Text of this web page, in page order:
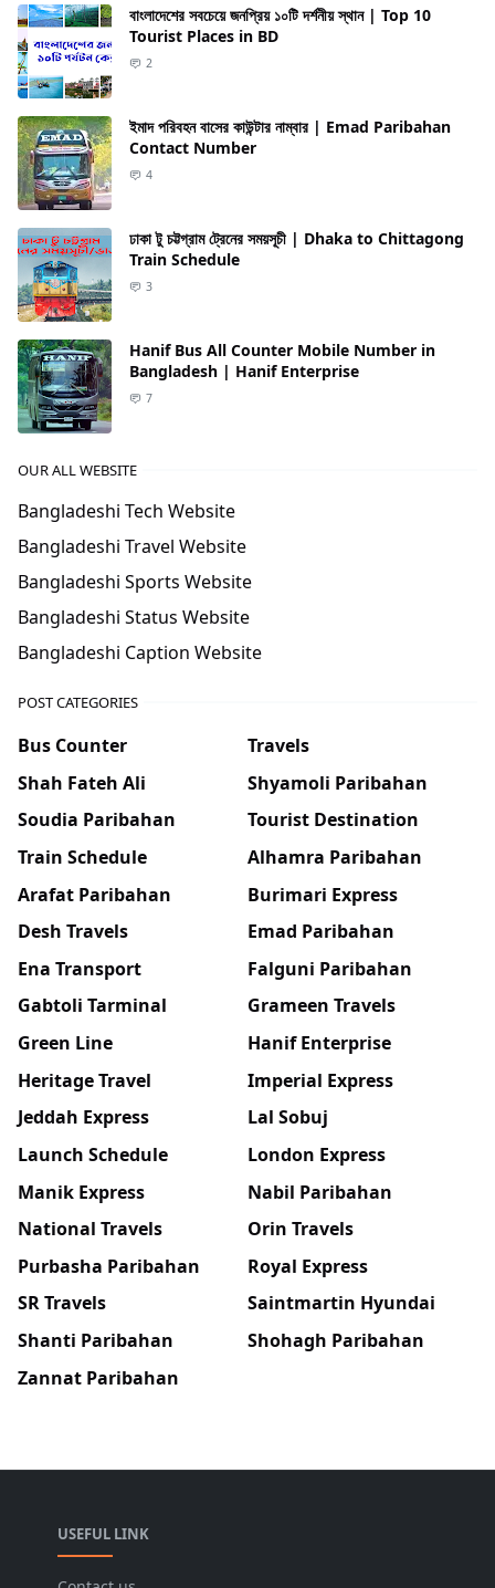
বাংলাদেশের সবচেয়ে জনপ্রিয় ১০টি দর্শনীয় স্থান | Top 10
Tourist Places in BD
2
ইমাদ পরিবহন বাসের কাউন্টার নাম্বার | Emad Paribahan
Contact Number
4
ঢাকা টু চট্টগ্রাম ট্রেনের সময়সূচী | Dhaka to Chittagong
Train Schedule
3
Hanif Bus All Counter Mobile Number in
Bangladesh | Hanif Enterprise
7
OUR ALL WEBSITE
Bangladeshi Tech Website
Bangladeshi Travel Website
Bangladeshi Sports Website
Bangladeshi Status Website
Bangladeshi Caption Website
POST CATEGORIES
Bus Counter
Travels
Shah Fateh Ali
Shyamoli Paribahan
Soudia Paribahan
Tourist Destination
Train Schedule
Alhamra Paribahan
Arafat Paribahan
Burimari Express
Desh Travels
Emad Paribahan
Ena Transport
Falguni Paribahan
Gabtoli Tarminal
Grameen Travels
Green Line
Hanif Enterprise
Heritage Travel
Imperial Express
Jeddah Express
Lal Sobuj
Launch Schedule
London Express
Manik Express
Nabil Paribahan
National Travels
Orin Travels
Purbasha Paribahan
Royal Express
SR Travels
Saintmartin Hyundai
Shanti Paribahan
Shohagh Paribahan
Zannat Paribahan
USEFUL LINK